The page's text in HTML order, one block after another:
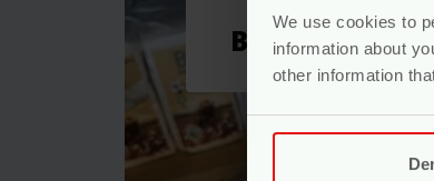
We use cookies to
information about
other information
Beoordelingen
Er zijn nog geen
Wees de eerste om